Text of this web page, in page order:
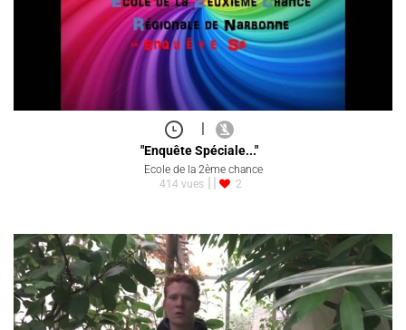
|
"Enquête Spéciale..."
Ecole de la 2ème chance
414 vues
2